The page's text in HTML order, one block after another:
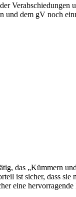
und dem gV noch
das „Kümmern
ist sicher, dass sie
eine